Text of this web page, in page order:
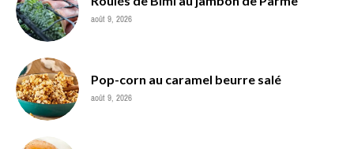
août 9, 2026
Pop-corn au caramel beurre salé
août 9, 2026